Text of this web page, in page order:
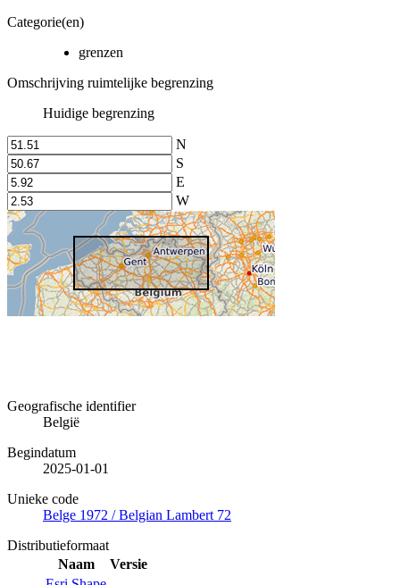
Categorie(en)
grenzen
Omschrijving ruimtelijke begrenzing
Huidige begrenzing
N
S
E
W
Geografische identifier
België
Begindatum
2025-01-01
Unieke code
Belge 1972 / Belgian Lambert 72
Distributieformaat
Naam
Versie